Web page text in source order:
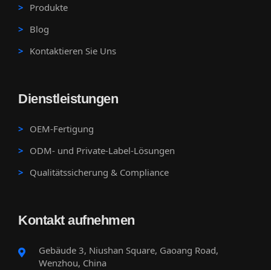
Produkte
Blog
Kontaktieren Sie Uns
Dienstleistungen
OEM-Fertigung
ODM- und Private-Label-Lösungen
Qualitätssicherung & Compliance
Kontakt aufnehmen
Gebäude 3, Niushan Square, Gaoang Road,
Wenzhou, China